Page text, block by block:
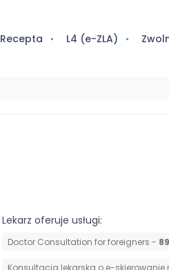
Recepta L4 (e-ZLA)
Lekarz oferuje usługi:
Doctor Consultation for foreigners -
Konsultacja lekarska o e-